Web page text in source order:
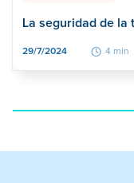
La seguridad de la
29/7/2024 4 min